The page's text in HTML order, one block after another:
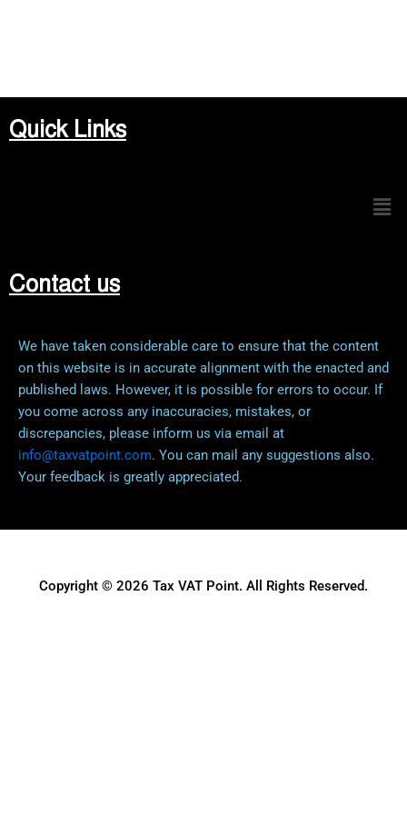
Quick Links
Contact us
We have taken considerable care to ensure that the content
on this website is in accurate alignment with the enacted and
published laws. However, it is possible for errors to occur. If
you come across any inaccuracies, mistakes, or
discrepancies, please inform us via email at
info@taxvatpoint.com. You can mail any suggestions also.
Your feedback is greatly appreciated.
Copyright © 2026 Tax VAT Point. All Rights Reserved.